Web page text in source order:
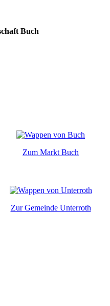
Buch
Zum Markt Buch
Zur Gemeinde Unterroth